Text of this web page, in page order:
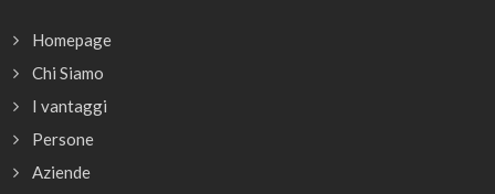
Homepage
Chi Siamo
I vantaggi
Persone
Aziende